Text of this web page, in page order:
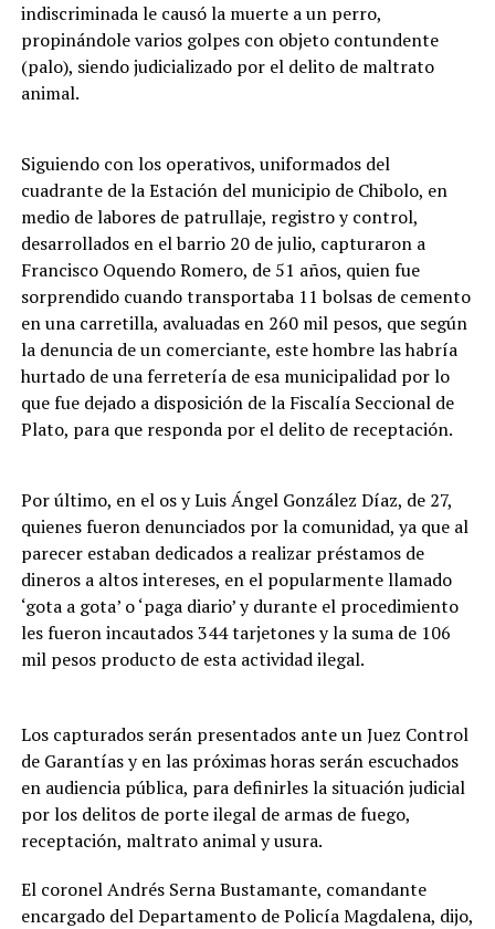
indiscriminada le causó la muerte a un perro,
propinándole varios golpes con objeto contundente
(palo), siendo judicializado por el delito de maltrato
animal.
Siguiendo con los operativos, uniformados del
cuadrante de la Estación del municipio de Chibolo, en
medio de labores de patrullaje, registro y control,
desarrollados en el barrio 20 de julio, capturaron a
Francisco Oquendo Romero, de 51 años, quien fue
sorprendido cuando transportaba 11 bolsas de cemento
en una carretilla, avaluadas en 260 mil pesos, que según
la denuncia de un comerciante, este hombre las habría
hurtado de una ferretería de esa municipalidad por lo
que fue dejado a disposición de la Fiscalía Seccional de
Plato, para que responda por el delito de receptación.
Por último, en el os y Luis Ángel González Díaz, de 27,
quienes fueron denunciados por la comunidad, ya que al
parecer estaban dedicados a realizar préstamos de
dineros a altos intereses, en el popularmente llamado
‘gota a gota’ o ‘paga diario’ y durante el procedimiento
les fueron incautados 344 tarjetones y la suma de 106
mil pesos producto de esta actividad ilegal.
Los capturados serán presentados ante un Juez Control
de Garantías y en las próximas horas serán escuchados
en audiencia pública, para definirles la situación judicial
por los delitos de porte ilegal de armas de fuego,
receptación, maltrato animal y usura.
El coronel Andrés Serna Bustamante, comandante
encargado del Departamento de Policía Magdalena, dijo,